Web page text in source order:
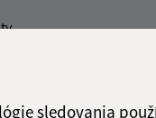
sledovania
odpadu